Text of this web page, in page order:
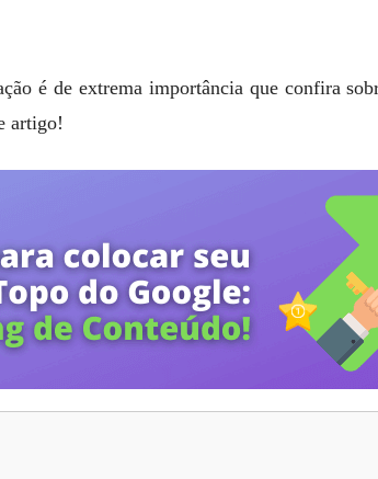
é de extrema importância que confira
artigo!